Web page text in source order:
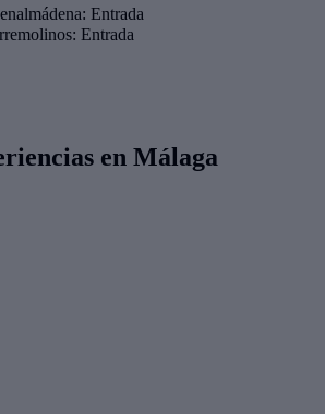
Entrada
Entrada
en Málaga